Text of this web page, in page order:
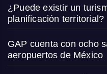
¿Puede existir un
planificación territorial?
GAP cuenta con ocho
aeropuertos de México